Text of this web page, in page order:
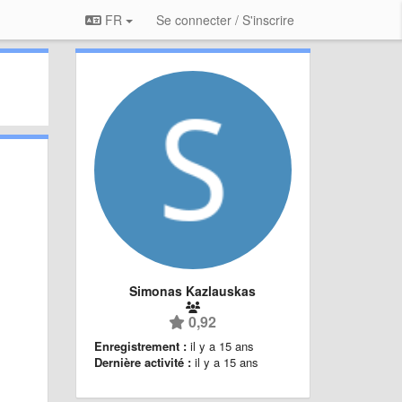
FR Se connecter / S'inscrire
Simonas Kazlauskas
0,92
Enregistrement : il y a 15 ans
Dernière activité : il y a 15 ans